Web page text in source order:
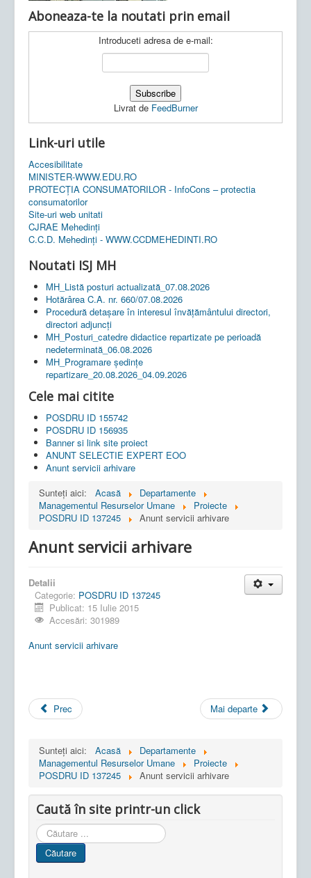
Aboneaza-te la noutati prin email
Introduceti adresa de e-mail:
Livrat de FeedBurner
Link-uri utile
Accesibilitate
MINISTER-WWW.EDU.RO
PROTECȚIA CONSUMATORILOR - InfoCons – protectia
consumatorilor
Site-uri web unitati
CJRAE Mehedinți
C.C.D. Mehedinţi - WWW.CCDMEHEDINTI.RO
Noutati ISJ MH
MH_Listă posturi actualizată_07.08.2026
Hotărârea C.A. nr. 660/07.08.2026
Procedură detașare în interesul învățământului directori,
directori adjuncți
MH_Posturi_catedre didactice repartizate pe perioadă
nedeterminată_06.08.2026
MH_Programare ședințe
repartizare_20.08.2026_04.09.2026
Cele mai citite
POSDRU ID 155742
POSDRU ID 156935
Banner si link site proiect
ANUNT SELECTIE EXPERT EOO
Anunt servicii arhivare
Sunteți aici:
Acasă
Departamente
Managementul Resurselor Umane
Proiecte
POSDRU ID 137245
Anunt servicii arhivare
Anunt servicii arhivare
Detalii
Categorie: POSDRU ID 137245
Publicat: 15 Iulie 2015
Accesări: 301989
Anunt servicii arhivare
Prec Mai departe
Sunteți aici: Acasă
Departamente
Managementul Resurselor Umane
Proiecte
POSDRU ID 137245
Anunt servicii arhivare
Caută în site printr-un click
Cauta
in
site
Căutare